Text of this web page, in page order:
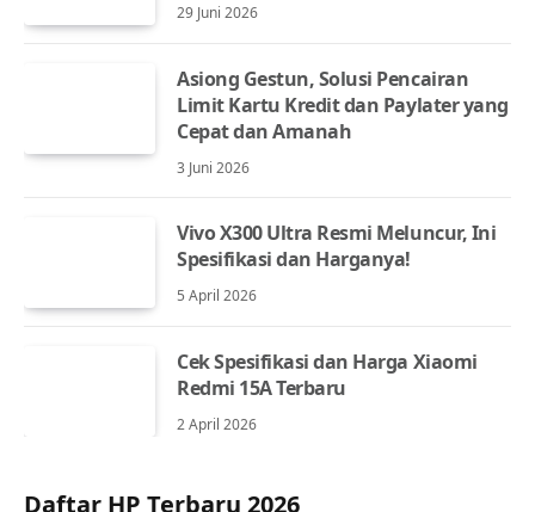
29 Juni 2026
Asiong Gestun, Solusi Pencairan
Limit Kartu Kredit dan Paylater yang
Cepat dan Amanah
3 Juni 2026
Vivo X300 Ultra Resmi Meluncur, Ini
Spesifikasi dan Harganya!
5 April 2026
Cek Spesifikasi dan Harga Xiaomi
Redmi 15A Terbaru
2 April 2026
Daftar HP Terbaru 2026